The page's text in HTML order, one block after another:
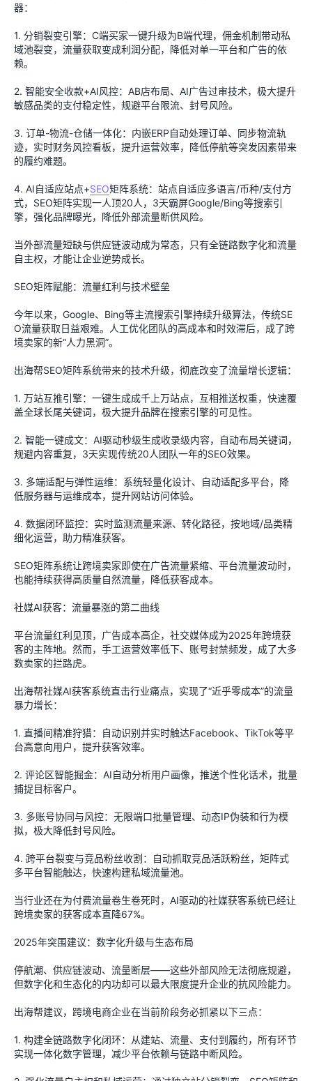
器：
1. 分销裂变引擎：C端买家一键升级为B端代理，佣金机制带动私
域池裂变，流量获取变成利润分配，降低对单一平台和广告的依
赖。
2. 智能安全收款+AI风控：AB店布局、AI广告过审技术，极大提升
敏感品类的支付稳定性，规避平台限流、封号风险。
3. 订单-物流-仓储一体化：内嵌ERP自动处理订单、同步物流轨
迹，实时财务风控看板，提升运营效率，降低停航等突发因素带来
的履约难题。
4. AI自适应站点+SEO矩阵系统：站点自适应多语言/币种/支付方
式，SEO矩阵实现一人顶20人，3天霸屏Google/Bing等搜索引
擎，强化品牌曝光，降低外部流量断供风险。
当外部流量短缺与供应链波动成为常态，只有全链路数字化和流量
自主权，才能让企业逆势成长。
SEO矩阵赋能：流量红利与技术壁垒
今年以来，Google、Bing等主流搜索引擎持续升级算法，传统SE
O流量获取日益艰难。人工优化团队的高成本和时效滞后，成了跨
境卖家的新“人力黑洞”。
出海帮SEO矩阵系统带来的技术升级，彻底改变了流量增长逻辑：
1. 万站互推引擎：一键生成成千上万站点，互相推送权重，快速覆
盖全球长尾关键词，极大提升品牌在搜索引擎的可见性。
2. 智能一键成文：AI驱动秒级生成收录级内容，自动布局关键词，
规避内容重复，3天实现传统20人团队一年的SEO效果。
3. 多端适配与弹性运维：系统轻量化设计、自动适配多平台，降
低服务器与运维成本，提升网站访问体验。
4. 数据闭环监控：实时监测流量来源、转化路径，按地域/品类精
细化运营，助力精准获客。
SEO矩阵系统让跨境卖家即使在广告流量紧缩、平台流量波动时，
也能持续获得高质量自然流量，降低获客成本。
社媒AI获客：流量暴涨的第二曲线
平台流量红利见顶，广告成本高企，社交媒体成为2025年跨境获
客的主阵地。然而，手工运营效率低下、账号封禁频发，成了大多
数卖家的拦路虎。
出海帮社媒AI获客系统直击行业痛点，实现了“近乎零成本”的流量
暴力增长：
1. 直播间精准狩猎：自动识别并实时触达Facebook、TikTok等平
台高意向用户，提升获客效率。
2. 评论区智能掘金：AI自动分析用户画像，推送个性化话术，批量
捕捉目标客户。
3. 多账号协同与风控：无限端口批量管理、动态IP伪装和行为模
拟，极大降低封号风险。
4. 跨平台裂变与竞品粉丝收割：自动抓取竞品活跃粉丝，矩阵式
多平台智能触达，快速构建私域流量池。
当行业还在为付费流量卷生卷死时，AI驱动的社媒获客系统已经让
跨境卖家的获客成本直降67%。
2025年突围建议：数字化升级与生态布局
停航潮、供应链波动、流量断层——这些外部风险无法彻底规避，
但数字化和生态化的内功却可以最大限度提升企业的抗风险能力。
出海帮建议，跨境电商企业在当前阶段务必抓紧以下三点：
1. 构建全链路数字化闭环：从建站、流量、支付到履约，所有环节
实现一体化数字管理，减少平台依赖与链路中断风险。